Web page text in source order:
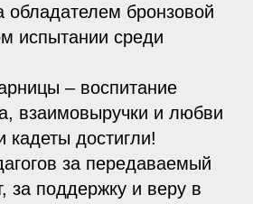
обладателем бронзовой
испытании среди
– воспитание
взаимовыручки и любви
достигли!
за передаваемый
за поддержку и веру в